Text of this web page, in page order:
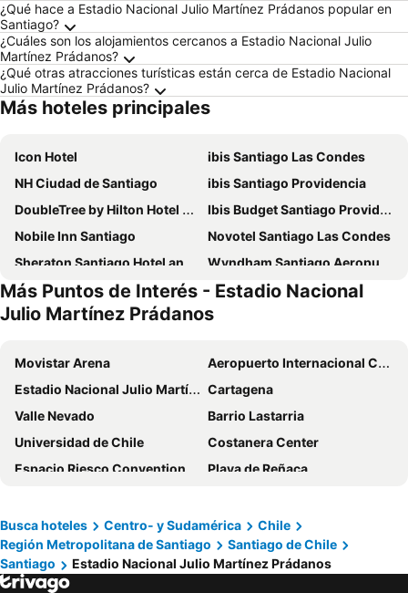
¿Qué hace a Estadio Nacional Julio Martínez Prádanos popular en
Santiago?
¿Cuáles son los alojamientos cercanos a Estadio Nacional Julio
Martínez Prádanos?
¿Qué otras atracciones turísticas están cerca de Estadio Nacional
Julio Martínez Prádanos?
Más hoteles principales
Icon Hotel
ibis Santiago Las Condes
NH Ciudad de Santiago
ibis Santiago Providencia
DoubleTree by Hilton Hotel Santiago - Vitacura
Ibis Budget Santiago Providencia
Nobile Inn Santiago
Novotel Santiago Las Condes
Sheraton Santiago Hotel and Convention Center
Wyndham Santiago Aeropuerto
City Express by Marriott Santiago Aeropuerto Chile
Ola Santiago Providencia, Tapestry Collection by Hilton
NH Collection Plaza Santiago
Novotel Santiago Vitacura
Radisson Blu Plaza El Bosque Santiago
hUB Providencia
Hyatt Place Santiago/Vitacura Almacruz Hotel y Centro de Convenciones
Hotel Capital Bellet
Hotel Fundador
Holiday Inn Express Santiago Las Condes By Ihg
Wyndham Garden Santiago Kennedy
Plaza El Bosque Ebro
Hotel Plaza San Francisco
Hilton Garden Inn Santiago Airport
Mercure Santiago Centro
Hotel HW Libertad
Panamericana Hotel Providencia
Eurotel Providencia
Más Puntos de Interés - Estadio Nacional
Julio Martínez Prádanos
Movistar Arena
Aeropuerto Internacional Comodoro Arturo Merino Benítez
Estadio Nacional Julio Martínez Prádanos
Cartagena
Valle Nevado
Barrio Lastarria
Universidad de Chile
Costanera Center
Espacio Riesco Convention Center
Playa de Reñaca
Planetario de la Universidad de Santiago
El Encanto
Playa Las Salinas
Centro Comercial Parque Arauco
Portillo
Playa Acapulco
Busca hoteles Centro- y Sudamérica
Chile
Región Metropolitana de Santiago
Santiago de Chile
Santiago
Estadio Nacional Julio Martínez Prádanos